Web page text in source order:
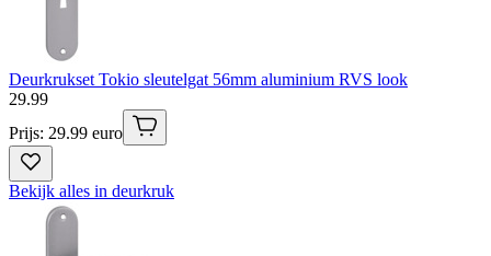
Deurkrukset Tokio sleutelgat 56mm aluminium RVS look
29.99
Prijs: 29.99 euro
Bekijk alles in deurkruk